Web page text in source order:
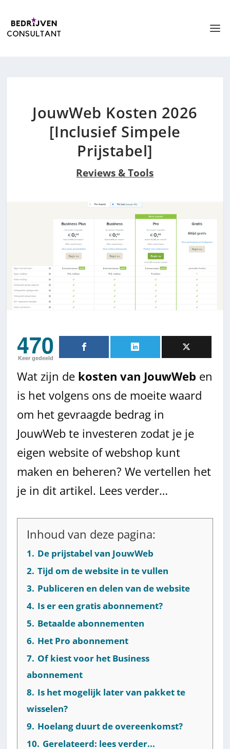
JouwWeb Kosten 2026
[Inclusief Simpele
Prijstabel]
Reviews & Tools
470
Keer gedeeld
Wat zijn de kosten van JouwWeb en
is het volgens ons de moeite waard
om het gevraagde bedrag in
JouwWeb te investeren zodat je je
eigen website of webshop kunt
maken en beheren? We vertellen het
je in dit artikel. Lees verder…
Inhoud van deze pagina:
1. De prijstabel van JouwWeb
2. Tijd om de website in te vullen
3. Publiceren en delen van de website
4. Is er een gratis abonnement?
5. Betaalde abonnementen
6. Het Pro abonnement
7. Of kiest voor het Business
abonnement
8. Is het mogelijk later van pakket te
wisselen?
9. Hoelang duurt de overeenkomst?
10. Gerelateerd: lees verder...